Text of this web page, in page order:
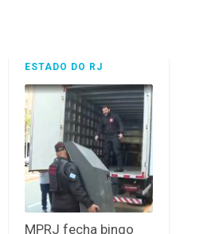
ESTADO DO RJ
MPRJ fecha bingo